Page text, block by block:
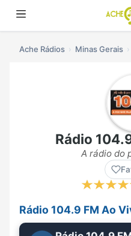
Ache Rádios Minas Gerais
Rádio
A rádio do
Rádio 104.9 FM Ao